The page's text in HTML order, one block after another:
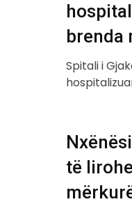
brenda
Spitali i
të